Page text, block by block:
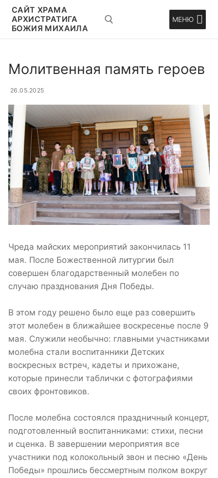
Перейти
содержимому
CАЙТ ХРАМА
АРХИСТРАТИГА
БОЖИЯ МИХАИЛА
МЕНЮ
Молитвенная память героев
26.05.2025
Чреда майских мероприятий закончилась 11
мая. После Божественной литургии был
совершен благодарственный молебен по
случаю празднования Дня Победы.
В этом году решено было еще раз совершить
этот молебен в ближайшее воскресенье после 9
мая. Служили необычно: главными участниками
молебна стали воспитанники Детских
воскресных встреч, кадеты и прихожане,
которые принесли таблички с фотографиями
своих фронтовиков.
После молебна состоялся праздничный концерт,
подготовленный воспитанниками: стихи, песни
и сценка. В завершении мероприятия все
участники под колокольный звон и песню «День
Победы» прошлись бессмертным полком вокруг